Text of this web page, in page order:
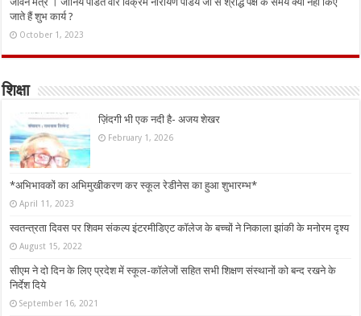
जाते हैं शुभ कार्य ?
October 1, 2023
शिक्षा
ज़िंदगी भी एक नदी है- अजय शेखर
February 1, 2026
*अभिभावकों का अभिमुखीकरण कर स्कूल रेडीनेस का हुआ शुभारम्भ*
April 11, 2023
स्वतन्त्रता दिवस पर शिवम संकल्प इंटरमीडिएट कॉलेज के बच्चों ने निकाला झांकी के मनोरम दृश्य
August 15, 2022
सीएम ने दो दिन के लिए प्रदेश में स्कूल-कॉलेजों सहित सभी शिक्षण संस्थानों को बन्द रखने के
निर्देश दिये
September 16, 2021